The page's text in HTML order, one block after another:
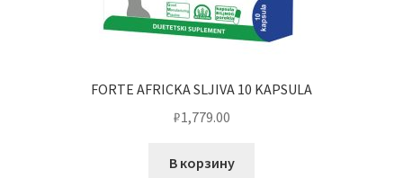
FORTE AFRICKA SLJIVA 10 KAPSULA
₽1,779.00
В корзину